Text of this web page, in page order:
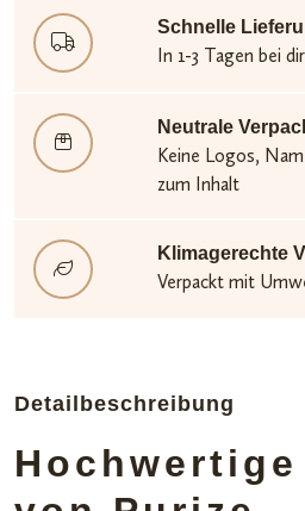
Detailbeschreibung
Schnelle
In 1-3 Tagen bei
Neutrale
Keine Logos,
zum Inhalt
Klimagerechte
Verpackt mit